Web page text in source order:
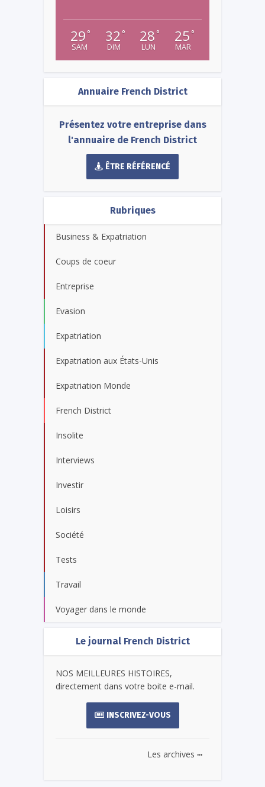
29 °
SAM
32 °
DIM
28 °
LUN
25 °
MAR
Annuaire French District
Présentez votre entreprise dans
l'annuaire de French District
ÊTRE RÉFÉRENCÉ
Rubriques
Business & Expatriation
Coups de coeur
Entreprise
Evasion
Expatriation
Expatriation aux États-Unis
Expatriation Monde
French District
Insolite
Interviews
Investir
Loisirs
Société
Tests
Travail
Voyager dans le monde
Le journal French District
NOS MEILLEURES HISTOIRES,
directement dans votre boite e-mail.
INSCRIVEZ-VOUS
Les archives ...